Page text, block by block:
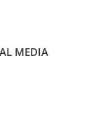
MEDIA